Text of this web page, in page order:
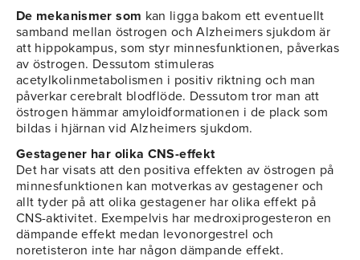
De mekanismer som kan ligga bakom ett eventuellt
samband mellan östrogen och Alzheimers sjukdom är
att hippokampus, som styr minnesfunktionen, påverkas
av östrogen. Dessutom stimuleras
acetylkolinmetabolismen i positiv riktning och man
påverkar cerebralt blodflöde. Dessutom tror man att
östrogen hämmar amyloidformationen i de plack som
bildas i hjärnan vid Alzheimers sjukdom.
Gestagener har olika CNS-effekt
Det har visats att den positiva effekten av östrogen på
minnesfunktionen kan motverkas av gestagener och
allt tyder på att olika gestagener har olika effekt på
CNS-aktivitet. Exempelvis har medroxiprogesteron en
dämpande effekt medan levonorgestrel och
noretisteron inte har någon dämpande effekt.